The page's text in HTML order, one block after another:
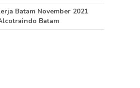
Batam November 2021
Batam